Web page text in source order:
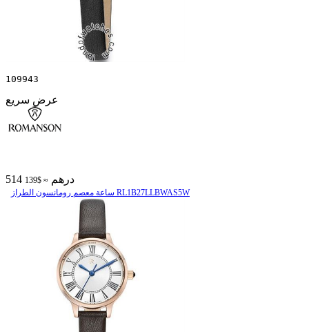
109943
عرض سريع
514 درهم ≈ $139
ساعة معصم رومانسون الطراز RL1B27LLBWAS5W